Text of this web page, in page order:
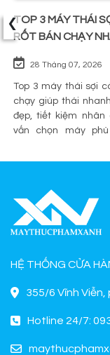
TOP 3 MÁY THÁI
RỐT BÁN CHẠY
28 Tháng 07, 2026
Top 3 máy thái sợi
chạy giúp thái
đẹp, tiết kiệm nhân
vấn chọn máy
Phẩm Xanh.
‹
HỆ THỐNG CỬA
355/6 Vĩnh Viễn,
Hotline 24/7: